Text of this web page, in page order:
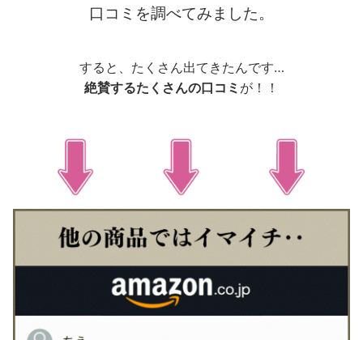
口コミを調べてみました。
すると、たくさん出てきたんです…
絶賛するたくさんの口コミ が！！